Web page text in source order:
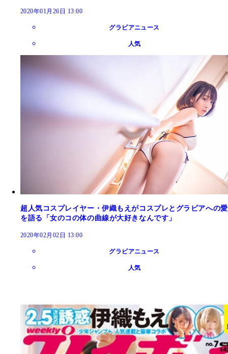
2020年01月26日 13:00
グラビアニュース
人気
超人気コスプレイヤー・伊織もえがコスプレとグラビアへの愛
を語る「女のコの体の曲線が大好きなんです」
2020年02月02日 13:00
グラビアニュース
人気